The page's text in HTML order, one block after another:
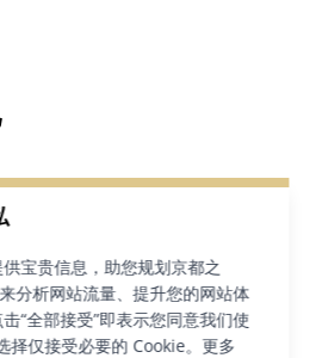
宝贵信息，助您规划京都之
分析网站流量、提升您的网站体
“全部接受”即表示您同意我们使
择仅接受必要的 Cookie。更多